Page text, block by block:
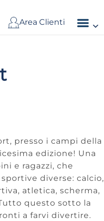
Area Clienti
presso i campi della
edizione! Una
e ragazzi, che
diverse: calcio,
atletica, scherma,
questo sotto la
a farvi divertire.